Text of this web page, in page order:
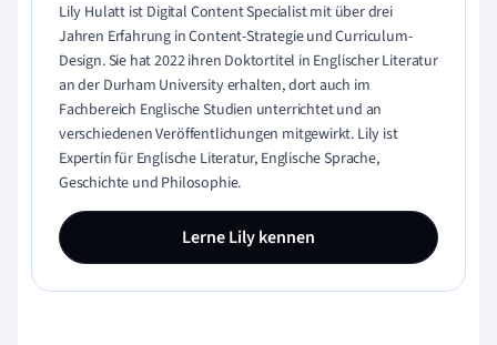
Lily Hulatt ist Digital Content Specialist mit über drei
Jahren Erfahrung in Content-Strategie und Curriculum-
Design. Sie hat 2022 ihren Doktortitel in Englischer Literatur
an der Durham University erhalten, dort auch im
Fachbereich Englische Studien unterrichtet und an
verschiedenen Veröffentlichungen mitgewirkt. Lily ist
Expertin für Englische Literatur, Englische Sprache,
Geschichte und Philosophie.
Lerne Lily kennen